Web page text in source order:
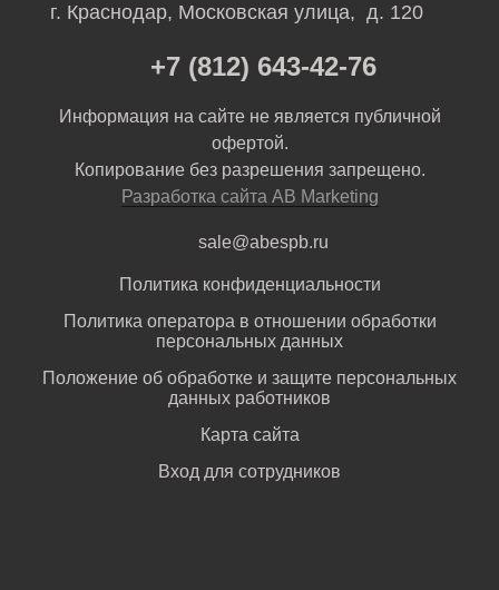
г. Краснодар, Московская улица, д. 120
+7 (812) 643-42-76
Информация на сайте не является публичной
офертой.
Копирование без разрешения запрещено.
Разработка сайта AB Marketing
sale@abespb.ru
Политика конфиденциальности
Политика оператора в отношении обработки
персональных данных
Положение об обработке и защите персональных
данных работников
Карта сайта
Вход для сотрудников